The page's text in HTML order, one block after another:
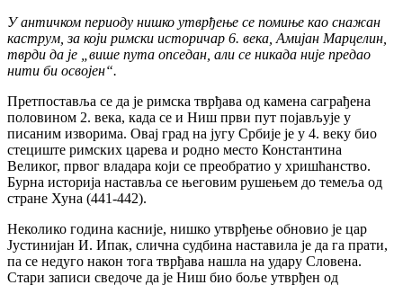
У античком периоду нишко утврђење се помиње као снажан
каструм, за који римски историчар 6. века, Амијан Марцелин,
тврди да је „више пута опседан, али се никада није предао
нити би освојен“.
Претпоставља се да је римска тврђава од камена саграђена
половином 2. века, када се и Ниш први пут појављује у
писаним изворима. Овај град на југу Србије је у 4. веку био
стециште римских царева и родно место Константина
Великог, првог владара који се преобратио у хришћанство.
Бурна историја наставља се његовим рушењем до темеља од
стране Хуна (441-442).
Неколико година касније, нишко утврђење обновио је цар
Јустинијан И. Ипак, слична судбина наставила је да га прати,
па се недуго након тога тврђава нашла на удару Словена.
Стари записи сведоче да је Ниш био боље утврђен од